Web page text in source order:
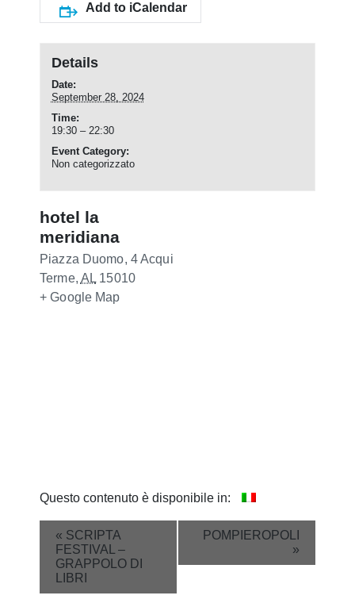
Add to iCalendar
Details
Date:
September 28, 2024
Time:
19:30 – 22:30
Event Category:
Non categorizzato
hotel la
meridiana
Piazza Duomo, 4Acqui
Terme, AL 15010
+ Google Map
Questo contenuto è disponibile in:
Event
Navigation
« SCRIPTA
FESTIVAL –
GRAPPOLO DI
LIBRI
POMPIEROPOLI
»